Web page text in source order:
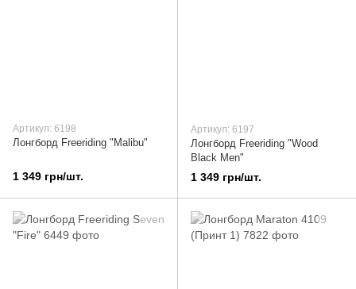
Артикул: 6198
Лонгборд Freeriding "Malibu"
1 349 грн/шт.
Артикул: 6197
Лонгборд Freeriding "Wood
Black Men"
1 349 грн/шт.